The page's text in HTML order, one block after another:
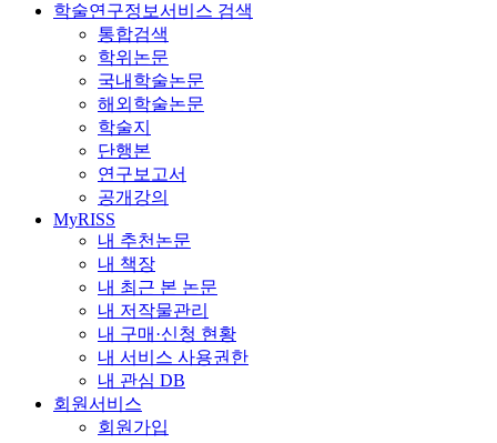
학술연구정보서비스 검색
통합검색
학위논문
국내학술논문
해외학술논문
학술지
단행본
연구보고서
공개강의
MyRISS
내 추천논문
내 책장
내 최근 본 논문
내 저작물관리
내 구매·신청 현황
내 서비스 사용권한
내 관심 DB
회원서비스
회원가입